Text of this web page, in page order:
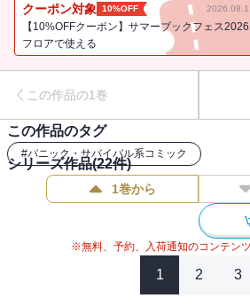
クーポン対象 10%OFF
【10%OFFクーポン】サマーブックフェス
フロアで使える
この作品の1巻
この作品のタグ
#パニック・サバイバル系コミック
シリーズ作品(22件)
1巻から
※無料、予約、入荷通知のコンテン
1 2 3